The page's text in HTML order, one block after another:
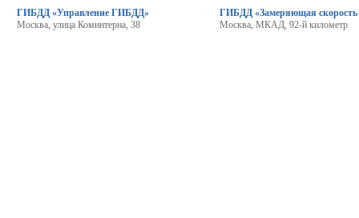
ГИБДД «Управление ГИБДД»
Москва, улица Коминтерна, 38
ГИБДД «Замеряющая скорость
Москва, МКАД, 92-й километр